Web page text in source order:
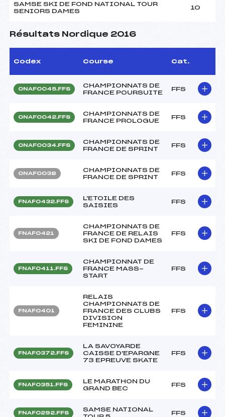
SAMSE SKI DE FOND NATIONAL TOUR
SENIORS DAMES
10
Résultats Nordique 2016
Codex Course Cat.
ONAF0045.FFS
CHAMPIONNATS DE
FRANCE POURSUITE
FFS
ONAF0042.FFS
CHAMPIONNATS DE
FRANCE PROLOGUE
FFS
ONAF0034.FFS
CHAMPIONNATS DE
FRANCE DE SPRINT
FFS
ONAF0038
CHAMPIONNATS DE
FRANCE DE SPRINT
FFS
FNAF0432.FFS
L'ETOILE DES
SAISIES
FFS
FNAF0421
CHAMPIONNATS DE
FRANCE DE RELAIS
SKI DE FOND DAMES
FFS
FNAF0411.FFS
CHAMPIONNAT DE
FRANCE MASS-
START
FFS
FNAF0401
RELAIS
CHAMPIONNATS DE
FRANCE DES CLUBS
DIVISION
FEMININE
FFS
FNAF0372.FFS
LA SAVOYARDE
CAISSE D'EPARGNE
73 EPREUVE SKATE
FFS
FNAF0351.FFS
LE MARATHON DU
GRAND BEC
FFS
FNAF0292.FFS
SAMSE NATIONAL
FFS